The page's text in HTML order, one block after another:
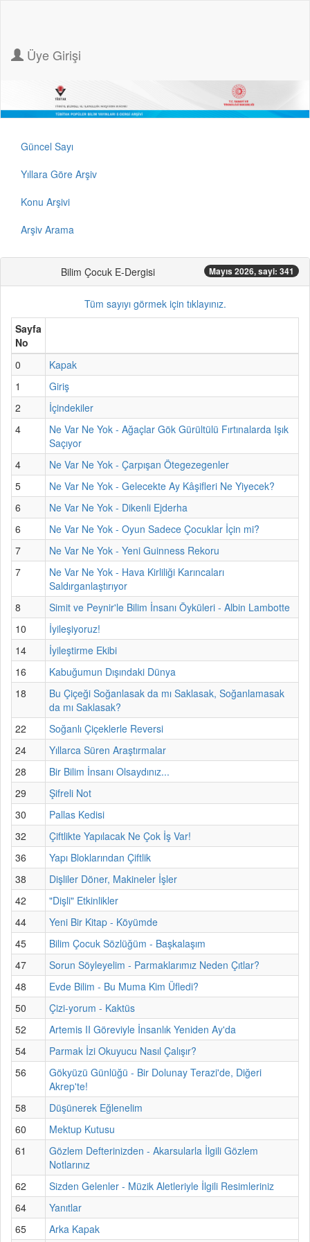
Üye Girişi
Güncel Sayı
Yıllara Göre Arşiv
Konu Arşivi
Arşiv Arama
Bilim Çocuk E-Dergisi Mayıs 2026, sayi: 341
Tüm sayıyı görmek için tıklayınız.
Sayfa
No
0
Kapak
1
Giriş
2
İçindekiler
4
Ne Var Ne Yok - Ağaçlar Gök Gürültülü Fırtınalarda Işık
Saçıyor
4
Ne Var Ne Yok - Çarpışan Ötegezegenler
5
Ne Var Ne Yok - Gelecekte Ay Kâşifleri Ne Yiyecek?
6
Ne Var Ne Yok - Dikenli Ejderha
6
Ne Var Ne Yok - Oyun Sadece Çocuklar İçin mi?
7
Ne Var Ne Yok - Yeni Guinness Rekoru
7
Ne Var Ne Yok - Hava Kirliliği Karıncaları
Saldırganlaştırıyor
8
Simit ve Peynir'le Bilim İnsanı Öyküleri - Albin Lambotte
10
İyileşiyoruz!
14
İyileştirme Ekibi
16
Kabuğumun Dışındaki Dünya
18
Bu Çiçeği Soğanlasak da mı Saklasak, Soğanlamasak
da mı Saklasak?
22
Soğanlı Çiçeklerle Reversi
24
Yıllarca Süren Araştırmalar
28
Bir Bilim İnsanı Olsaydınız...
29
Şifreli Not
30
Pallas Kedisi
32
Çiftlikte Yapılacak Ne Çok İş Var!
36
Yapı Bloklarından Çiftlik
38
Dişliler Döner, Makineler İşler
42
"Dişli" Etkinlikler
44
Yeni Bir Kitap - Köyümde
45
Bilim Çocuk Sözlüğüm - Başkalaşım
47
Sorun Söyleyelim - Parmaklarımız Neden Çıtlar?
48
Evde Bilim - Bu Muma Kim Üfledi?
50
Çizi-yorum - Kaktüs
52
Artemis II Göreviyle İnsanlık Yeniden Ay'da
54
Parmak İzi Okuyucu Nasıl Çalışır?
56
Gökyüzü Günlüğü - Bir Dolunay Terazi'de, Diğeri
Akrep'te!
58
Düşünerek Eğlenelim
60
Mektup Kutusu
61
Gözlem Defterinizden - Akarsularla İlgili Gözlem
Notlarınız
62
Sizden Gelenler - Müzik Aletleriyle İlgili Resimleriniz
64
Yanıtlar
65
Arka Kapak